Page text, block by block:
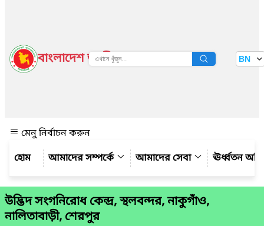
বাংলাদেশ জাতীয় তথ্য বাতায়ন BN
মেনু নির্বাচন করুন
আমাদের সম্পর্কে
আমাদের সেবা ঊর্ধ্বতন
উদ্ভিদ সংগনিরোধ কেন্দ্র, স্থলবন্দর, নাকুগাঁও,
নালিতাবাড়ী, শেরপুর